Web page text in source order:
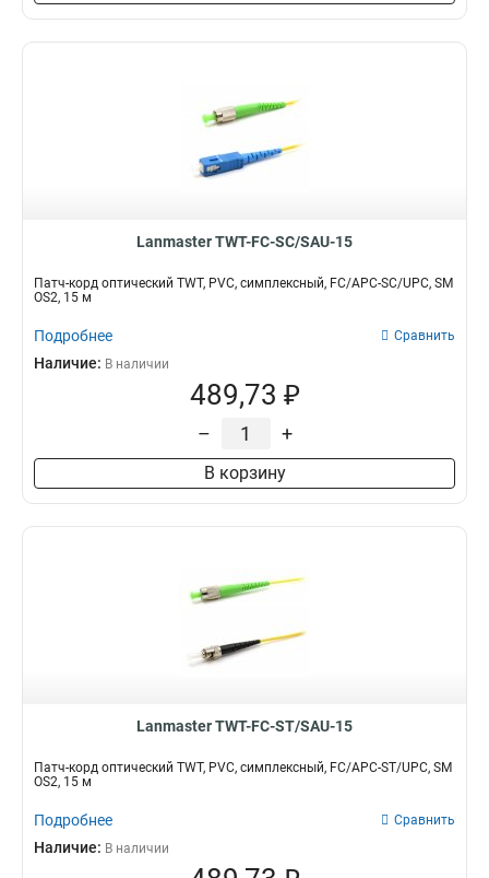
Lanmaster TWT-FC-SC/SAU-15
Патч-корд оптический TWT, PVC, симплексный, FC/APC-SC/UPC, SM
OS2, 15 м
Подробнее Сравнить
Наличие: В наличии
489,73 ₽
– +
В корзину
Lanmaster TWT-FC-ST/SAU-15
Патч-корд оптический TWT, PVC, симплексный, FC/APC-ST/UPC, SM
OS2, 15 м
Подробнее Сравнить
Наличие: В наличии